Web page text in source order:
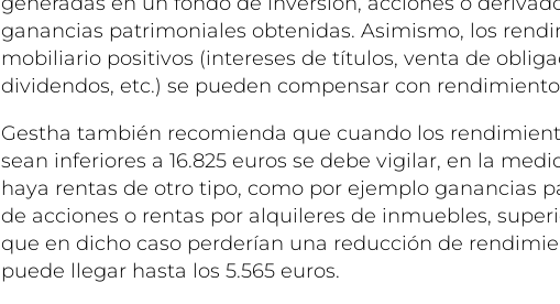
ganancias patrimoniales obtenidas. Asimismo, los
mobiliario positivos (intereses de títulos, venta de
dividendos, etc.) se pueden compensar con
Gestha también recomienda que cuando los
sean inferiores a 16.825 euros se debe vigilar, en la
haya rentas de otro tipo, como por ejemplo ganancias
de acciones o rentas por alquileres de inmuebles,
que en dicho caso perderían una reducción de
puede llegar hasta los 5.565 euros.